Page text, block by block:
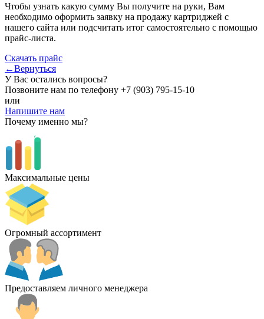
Чтобы узнать какую сумму Вы получите на руки, Вам
необходимо оформить заявку на продажу картриджей с
нашего сайта или подсчитать итог самостоятельно с помощью
прайс-листа.
Скачать прайс
←Вернуться
У Вас остались вопросы?
Позвоните нам по телефону +7 (903) 795-15-10
или
Напишите нам
Почему именно мы?
Максимальные цены
Огромный ассортимент
Предоставляем личного менеджера